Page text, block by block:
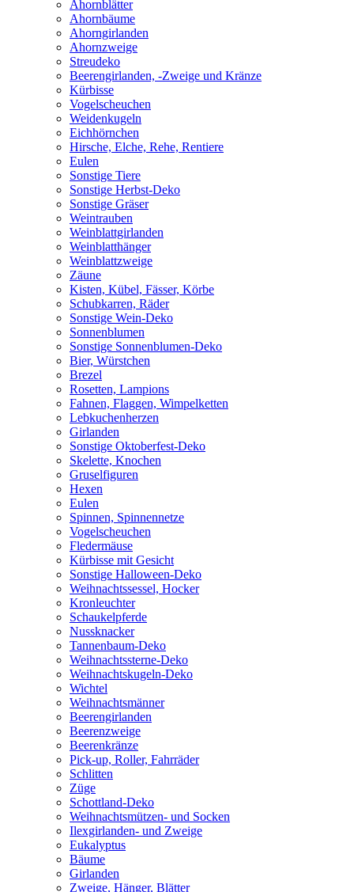
Ahornblätter
Ahornbäume
Ahorngirlanden
Ahornzweige
Streudeko
Beerengirlanden, -Zweige und Kränze
Kürbisse
Vogelscheuchen
Weidenkugeln
Eichhörnchen
Hirsche, Elche, Rehe, Rentiere
Eulen
Sonstige Tiere
Sonstige Herbst-Deko
Sonstige Gräser
Weintrauben
Weinblattgirlanden
Weinblatthänger
Weinblattzweige
Zäune
Kisten, Kübel, Fässer, Körbe
Schubkarren, Räder
Sonstige Wein-Deko
Sonnenblumen
Sonstige Sonnenblumen-Deko
Bier, Würstchen
Brezel
Rosetten, Lampions
Fahnen, Flaggen, Wimpelketten
Lebkuchenherzen
Girlanden
Sonstige Oktoberfest-Deko
Skelette, Knochen
Gruselfiguren
Hexen
Eulen
Spinnen, Spinnennetze
Vogelscheuchen
Fledermäuse
Kürbisse mit Gesicht
Sonstige Halloween-Deko
Weihnachtssessel, Hocker
Kronleuchter
Schaukelpferde
Nussknacker
Tannenbaum-Deko
Weihnachtssterne-Deko
Weihnachtskugeln-Deko
Wichtel
Weihnachtsmänner
Beerengirlanden
Beerenzweige
Beerenkränze
Pick-up, Roller, Fahrräder
Schlitten
Züge
Schottland-Deko
Weihnachtsmützen- und Socken
Ilexgirlanden- und Zweige
Eukalyptus
Bäume
Girlanden
Zweige, Hänger, Blätter